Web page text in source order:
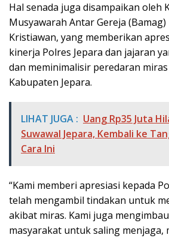
Hal senada juga disampaikan oleh
Musyawarah Antar Gereja
Kristiawan, yang memberikan
kinerja Polres Jepara dan jajaran
dan meminimalisir peredaran
Kabupaten Jepara.
LIHAT JUGA : Uang Rp35 Juta
Suwawal Jepara, Kembali ke
Cara Ini
“Kami memberi apresiasi kepada
telah mengambil tindakan untuk
akibat miras. Kami juga
masyarakat untuk saling menjaga,